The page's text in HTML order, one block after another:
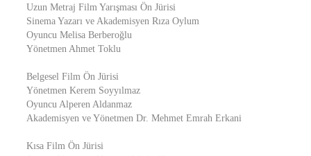
Uzun Metraj Film Yarışması Ön Jürisi
Sinema Yazarı ve Akademisyen Rıza Oylum
Oyuncu Melisa Berberoğlu
Yönetmen Ahmet Toklu
Belgesel Film Ön Jürisi
Yönetmen Kerem Soyyılmaz
Oyuncu Alperen Aldanmaz
Akademisyen ve Yönetmen Dr. Mehmet Emrah Erkani
Kısa Film Ön Jürisi